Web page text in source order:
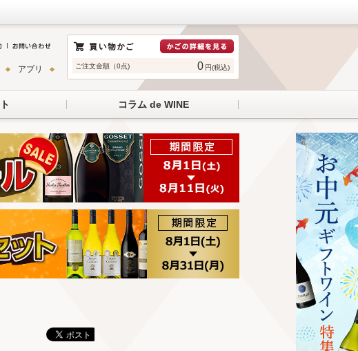
ご注文金額（0点) 0 円(税込)
アプリ
コラム de WINE